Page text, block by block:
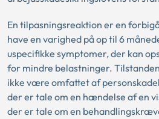
En tilpasningsreaktion er en
have en varighed på op til 6
uspecifikke symptomer, der kan
for mindre belastninger.
ikke være omfattet af
der er tale om en hændelse af en
der er tale om en